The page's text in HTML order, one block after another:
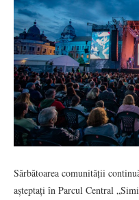
Sărbătoarea comunității
așteptați în Parcul Central